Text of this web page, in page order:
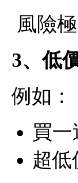
風險
3、低
例如：
買一
超低